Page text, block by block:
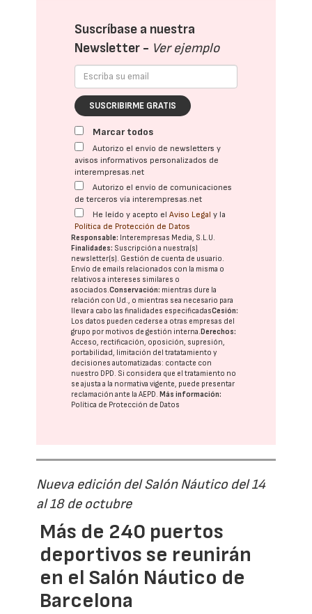
Suscríbase a nuestra
Newsletter - Ver ejemplo
SUSCRIBIRME GRATIS
Marcar todos
Autorizo el envío de newsletters y
avisos informativos personalizados de
interempresas.net
Autorizo el envío de comunicaciones
de terceros vía interempresas.net
He leído y acepto elAviso Legal y la
Política de Protección de Datos
Responsable: Interempresas Media, S.L.U.
Finalidades: Suscripción a nuestra(s)
newsletter(s). Gestión de cuenta de usuario.
Envío de emails relacionados con la misma o
relativos a intereses similares o
asociados.Conservación: mientras dure la
relación con Ud., o mientras sea necesario para
llevar a cabo las finalidades especificadasCesión:
Los datos pueden cederse a otras empresas del
grupo por motivos de gestión interna.Derechos:
Acceso, rectificación, oposición, supresión,
portabilidad, limitación del tratatamiento y
decisiones automatizadas: contacte con
nuestro DPD. Si considera que el tratamiento no
se ajusta a la normativa vigente, puede presentar
reclamación ante laAEPD.Más información:
Política de Protección de Datos
Nueva edición del Salón Náutico del 14
al 18 de octubre
Más de 240 puertos
deportivos se reunirán
en el Salón Náutico de
Barcelona